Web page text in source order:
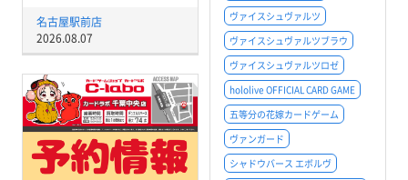
名古屋駅前店
2026.08.07
ヴァイスシュヴァルツ
ヴァイスシュヴァルツブラウ
ヴァイスシュヴァルツロゼ
hololive OFFICIAL CARD GAME
五等分の花嫁カードゲーム
ヴァンガード
シャドウバース エボルヴ